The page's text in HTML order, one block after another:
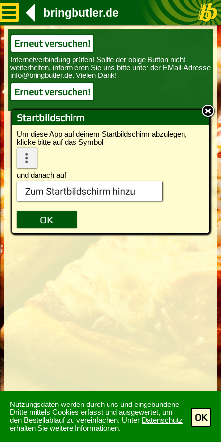
Nutzungsdaten werden durch uns und eingebundene
Dritte mittels Cookies erfasst und ausgewertet, um
den Bestellablauf zu vereinfachen. Unter Datenschutz
erhalten Sie weitere Informationen.
OK
Startbildschirm
Um diese App auf deinem Startbildschirm abzulegen,
klicke bitte auf das Symbol
und danach auf
bringbutler.de
Erneut versuchen!
Erneut versuchen!